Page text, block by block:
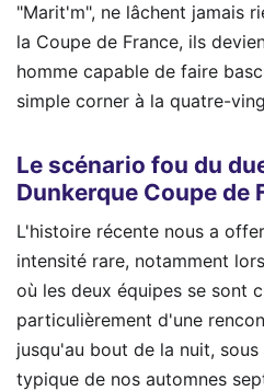
"Marit'm", ne lâchent jamais
la Coupe de France, ils
homme capable de faire
simple corner à la quatre-
Le scénario fou du
Dunkerque Coupe de
L'histoire récente nous a
intensité rare, notamment
où les deux équipes se sont
particulièrement d'une
jusqu'au bout de la nuit,
typique de nos automnes